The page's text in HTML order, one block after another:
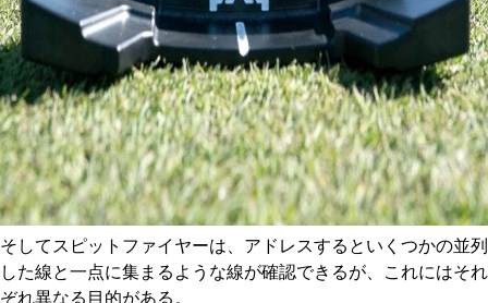
そしてスピットファイヤーは、アドレスするといくつかの並列
した線と一点に集まるような線が確認できるが、これにはそれ
ぞれ異なる目的がある。